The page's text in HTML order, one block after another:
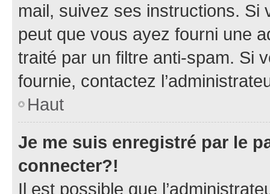
mail, suivez ses instructions. Si
peut que vous ayez fourni une
traité par un filtre anti-spam. Si
fournie, contactez
Haut
Je me suis enregistré par le
connecter?!
Il est possible que